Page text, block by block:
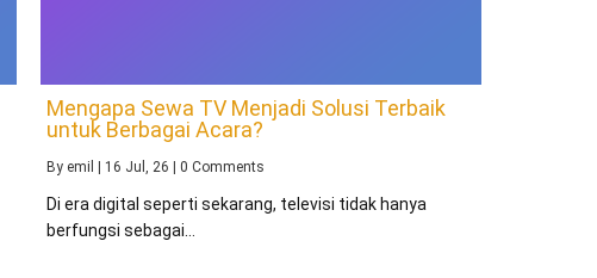
Mengapa Sewa TV Menjadi Solusi Terbaik
untuk Berbagai Acara?
By emil 16 Jul, 26 0 Comments
Di era digital seperti sekarang, televisi tidak hanya
berfungsi sebagai…